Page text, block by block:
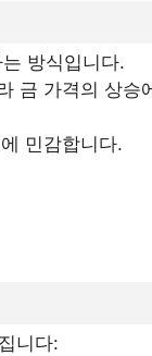
방식입니다.
금 가격의 상승
민감합니다.
니다: